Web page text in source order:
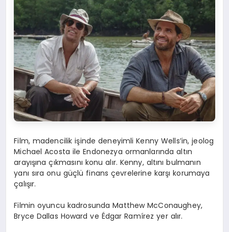
Film, madencilik işinde deneyimli Kenny Wells’in, jeolog
Michael Acosta ile Endonezya ormanlarında altın
arayışına çıkmasını konu alır. Kenny, altını bulmanın
yanı sıra onu güçlü finans çevrelerine karşı korumaya
çalışır.
Filmin oyuncu kadrosunda Matthew McConaughey,
Bryce Dallas Howard ve Édgar Ramírez yer alır.